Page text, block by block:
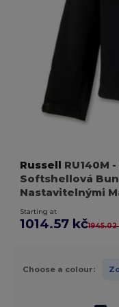
Russell RU140M
Softshellová
Nastavitelnými
Starting at
1014.57 kč1945.02
Choose a colour: